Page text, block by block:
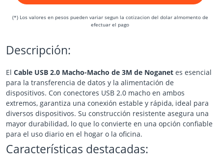
(*) Los valores en pesos pueden variar segun la cotizacion del dolar almomento de
efectuar el pago
Descripción:
El Cable USB 2.0 Macho-Macho de 3M de Noganet es esencial
para la transferencia de datos y la alimentación de
dispositivos. Con conectores USB 2.0 macho en ambos
extremos, garantiza una conexión estable y rápida, ideal para
diversos dispositivos. Su construcción resistente asegura una
mayor durabilidad, lo que lo convierte en una opción confiable
para el uso diario en el hogar o la oficina.
Características destacadas: